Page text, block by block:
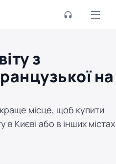
з
на
місце, щоб купити
Києві або в інших містах